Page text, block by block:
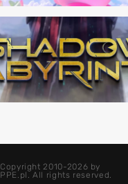
Copyright 2010-2026 by
PPE.pl. All rights reserved.